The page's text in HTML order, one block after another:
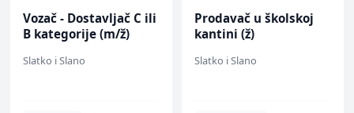
Vozač - Dostavljač C ili
B kategorije (m/ž)
Slatko i Slano
Prodavač u školskoj
kantini (ž)
Slatko i Slano